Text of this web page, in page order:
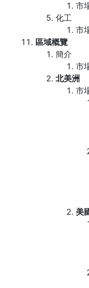
市
化工
市
區域概覽
簡介
市
北美洲
市
美